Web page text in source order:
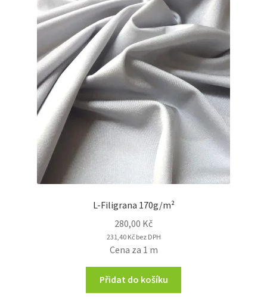
L-Filigrana 170g/m²
280,00 Kč
231,40 Kčbez DPH
Cena za 1 m
Přidat do košíku